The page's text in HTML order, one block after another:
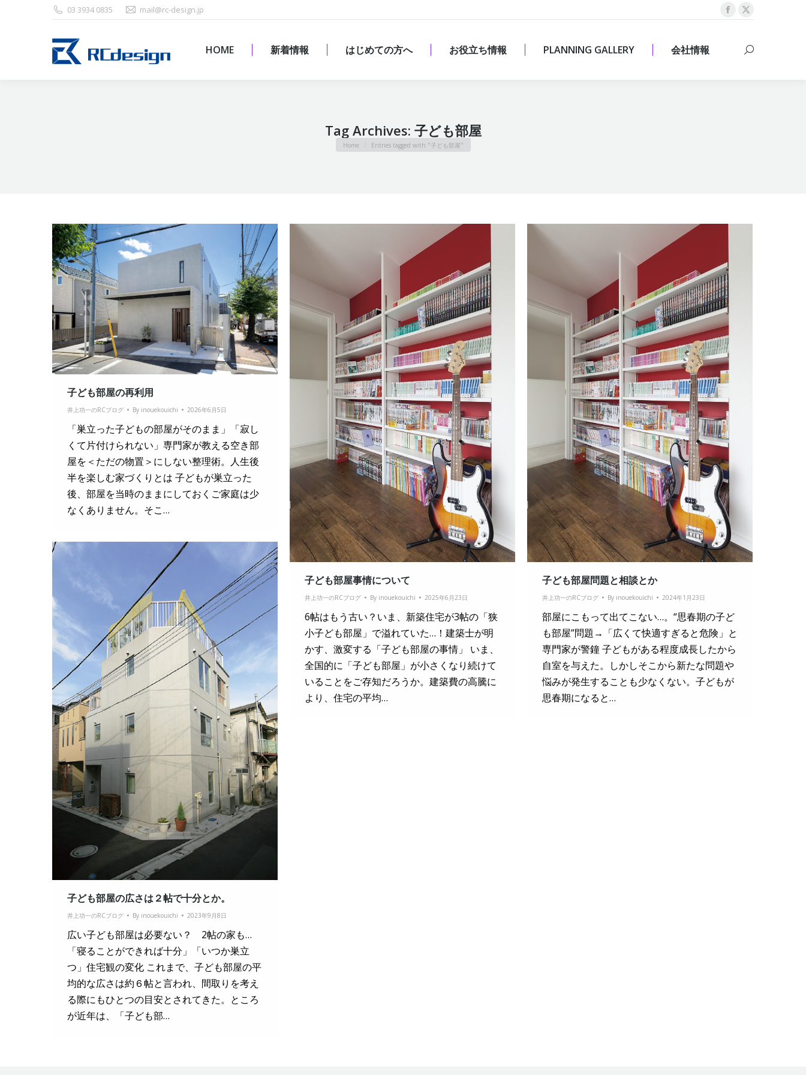
03 3934 0835 mail@rc-design.jp
Facebook
opens
X
opens
HOME 新着情報 はじめての方へ お役立ち情報 PLANNING GALLERY 会社情報 Search:
Tag Archives: 子ども部屋
You are here:
Home Entries tagged with "子ども部屋"
子ども部屋の再利用
井上功一のRCブログ By inouekouichi 2026年6月5日
「巣立った子どもの部屋がそのまま」「寂し
くて片付けられない」専門家が教える空き部
屋を＜ただの物置＞にしない整理術。人生後
半を楽しむ家づくりとは 子どもが巣立った
後、部屋を当時のままにしておくご家庭は少
なくありません。そこ…
子ども部屋事情について
井上功一のRCブログ By inouekouichi 2025年6月23日
6帖はもう古い？いま、新築住宅が3帖の「狭
小子ども部屋」で溢れていた…！建築士が明
かす、激変する「子ども部屋の事情」 いま、
全国的に「子ども部屋」が小さくなり続けて
いることをご存知だろうか。建築費の高騰に
より、住宅の平均…
子ども部屋問題と相談とか
井上功一のRCブログ By inouekouichi 2024年1月23日
部屋にこもって出てこない…。“思春期の子ど
も部屋”問題→「広くて快適すぎると危険」と
専門家が警鐘 子どもがある程度成長したから
自室を与えた。しかしそこから新たな問題や
悩みが発生することも少なくない。子どもが
思春期になると…
子ども部屋の広さは２帖で十分とか。
井上功一のRCブログ By inouekouichi 2023年9月8日
広い子ども部屋は必要ない？ 2帖の家も…
「寝ることができれば十分」「いつか巣立
つ」住宅観の変化 これまで、子ども部屋の平
均的な広さは約６帖と言われ、間取りを考え
る際にもひとつの目安とされてきた。ところ
が近年は、「子ども部…
HOME 新着情報 はじめての方へ お役立ち情報 PLANNING GALLERY 会社情報 Search: